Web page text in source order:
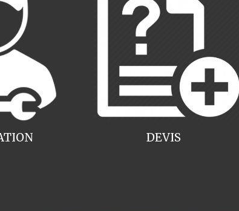
DEVIS